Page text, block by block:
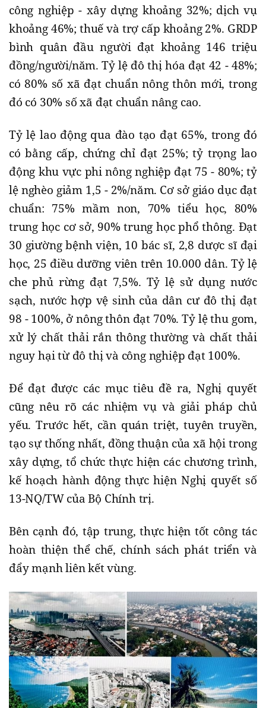
công nghiệp - xây dựng khoảng 32%; dịch vụ
khoảng 46%; thuế và trợ cấp khoảng 2%. GRDP
bình quân đầu người đạt khoảng 146 triệu
đồng/người/năm. Tỷ lệ đô thị hóa đạt 42 - 48%;
có 80% số xã đạt chuẩn nông thôn mới, trong
đó có 30% số xã đạt chuẩn nâng cao.
Tỷ lệ lao động qua đào tạo đạt 65%, trong đó
có bằng cấp, chứng chỉ đạt 25%; tỷ trọng lao
động khu vực phi nông nghiệp đạt 75 - 80%; tỷ
lệ nghèo giảm 1,5 - 2%/năm. Cơ sở giáo dục đạt
chuẩn: 75% mầm non, 70% tiểu học, 80%
trung học cơ sở, 90% trung học phổ thông. Đạt
30 giường bệnh viện, 10 bác sĩ, 2,8 dược sĩ đại
học, 25 điều dưỡng viên trên 10.000 dân. Tỷ lệ
che phủ rừng đạt 7,5%. Tỷ lệ sử dụng nước
sạch, nước hợp vệ sinh của dân cư đô thị đạt
98 - 100%, ở nông thôn đạt 70%. Tỷ lệ thu gom,
xử lý chất thải rắn thông thường và chất thải
nguy hại từ đô thị và công nghiệp đạt 100%.
Để đạt được các mục tiêu đề ra, Nghị quyết
cũng nêu rõ các nhiệm vụ và giải pháp chủ
yếu. Trước hết, cần quán triệt, tuyên truyền,
tạo sự thống nhất, đồng thuận của xã hội trong
xây dựng, tổ chức thực hiện các chương trình,
kế hoạch hành động thực hiện Nghị quyết số
13-NQ/TW của Bộ Chính trị.
Bên cạnh đó, tập trung, thực hiện tốt công tác
hoàn thiện thể chế, chính sách phát triển và
đẩy mạnh liên kết vùng.